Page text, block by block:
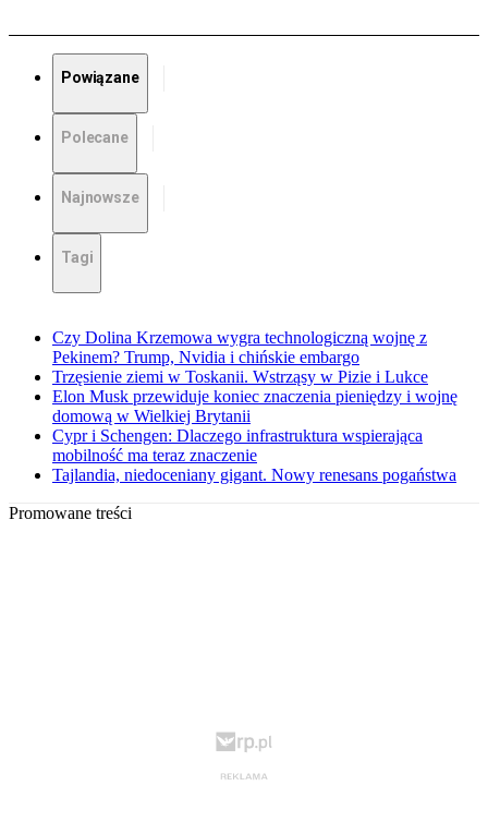
Powiązane
Polecane
Najnowsze
Tagi
Czy Dolina Krzemowa wygra technologiczną wojnę z
Pekinem? Trump, Nvidia i chińskie embargo
Trzęsienie ziemi w Toskanii. Wstrząsy w Pizie i Lukce
Elon Musk przewiduje koniec znaczenia pieniędzy i wojnę
domową w Wielkiej Brytanii
Cypr i Schengen: Dlaczego infrastruktura wspierająca
mobilność ma teraz znaczenie
Tajlandia, niedoceniany gigant. Nowy renesans pogaństwa
Promowane treści